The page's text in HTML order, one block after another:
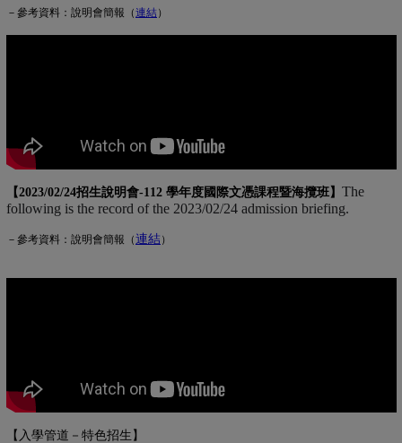
－參考資料：說明會簡報（連結(另開新視窗)
）
【2023/02/24招生說明會-112 學年度國際文憑課程暨海攬班】 The
following is the record of the 2023/02/24 admission briefing.
－參考資料：說明會簡報（連結(另開新視窗)
）
【入學管道－特色招生】